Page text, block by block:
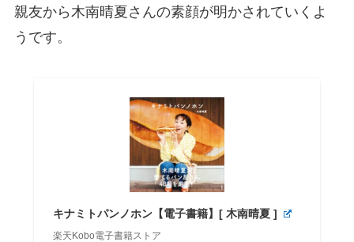
親友から木南晴夏さんの素顔が明かされていくよ
うです。
キナミトパンノホン【電子書籍】[ 木南晴夏 ]
楽天Kobo電子書籍ストア